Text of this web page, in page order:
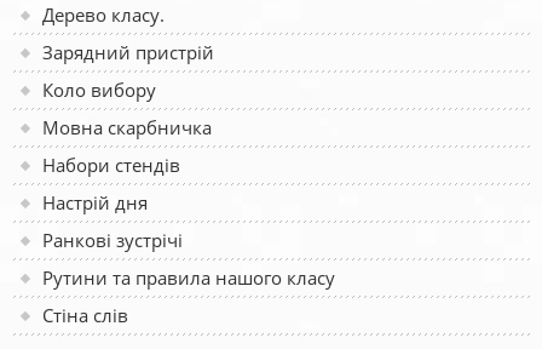
Дерево класу.
Зарядний пристрій
Коло вибору
Мовна скарбничка
Набори стендів
Настрій дня
Ранкові зустрічі
Рутини та правила нашого класу
Стіна слів